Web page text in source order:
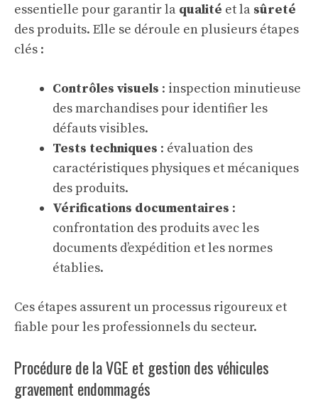
essentielle pour garantir la qualité et la sûreté
des produits. Elle se déroule en plusieurs étapes
clés :
Contrôles visuels : inspection minutieuse
des marchandises pour identifier les
défauts visibles.
Tests techniques : évaluation des
caractéristiques physiques et mécaniques
des produits.
Vérifications documentaires :
confrontation des produits avec les
documents d’expédition et les normes
établies.
Ces étapes assurent un processus rigoureux et
fiable pour les professionnels du secteur.
Procédure de la VGE et gestion des véhicules
gravement endommagés